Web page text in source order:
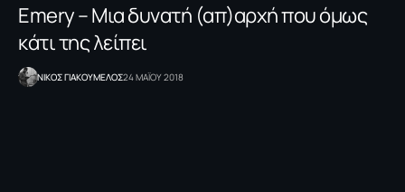
Emery – Mια δυνατή (απ)αρχή που όμως
κάτι της λείπει
NΙΚΟΣ ΓΙΑΚΟΥΜΕΛΟΣ24 ΜΑΪΟΥ 2018